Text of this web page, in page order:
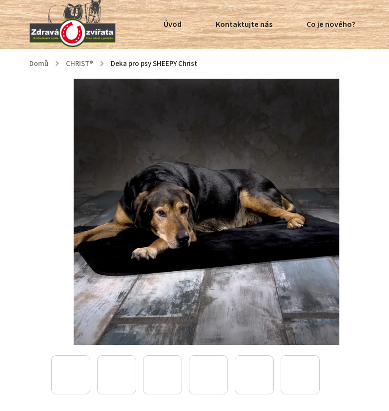
Úvod Kontaktujte nás Co je nového?
Domů / CHRIST® / Deka pro psy SHEEPY Christ